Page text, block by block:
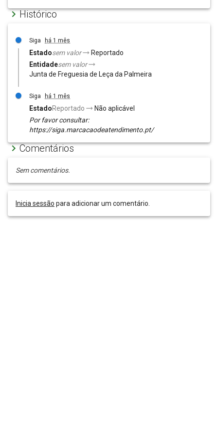
Histórico
Siga há 1 mês
Estadosem valor
Reportado
Entidadesem valor
Junta de Freguesia de Leça da Palmeira
Siga há 1 mês
EstadoReportado
Não aplicável
Por favor consultar:
https://siga.marcacaodeatendimento.pt/
Comentários
Sem comentários.
Inicia sessão para adicionar um comentário.